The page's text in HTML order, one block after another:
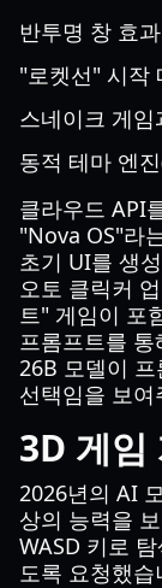
반투명 창 효
"로켓선" 시작
스네이크 게
동적 테마 엔
클라우드 API
"Nova OS"라
초기 UI를 생
오토 클릭커
트" 게임이 포
프롬프트를
26B 모델이
선택임을 보
3D 게임
2026년의 AI
상의 능력을
WASD 키로
도록 요청했습